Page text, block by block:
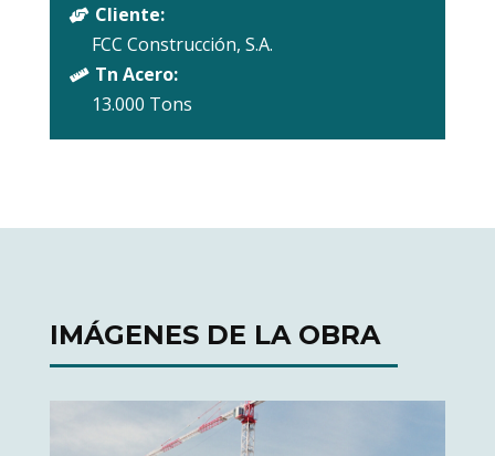
 Cliente:
FCC Construcción, S.A.
 Tn Acero:
13.000 Tons
IMÁGENES DE LA OBRA